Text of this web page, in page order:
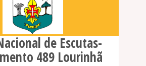
de Escutas-
489 Lourinhã